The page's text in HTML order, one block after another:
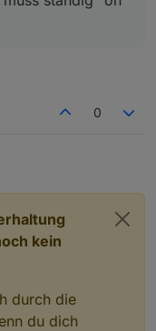
0
kein
durch die
du dich